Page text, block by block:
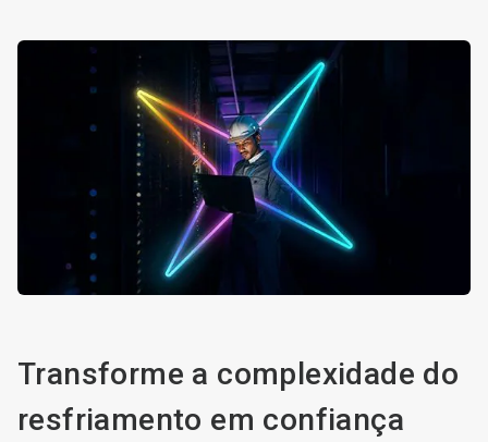
Transforme a complexidade do
resfriamento em confiança